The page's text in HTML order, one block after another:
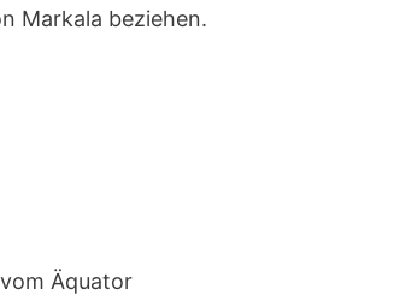
Markala beziehen.
Äquator